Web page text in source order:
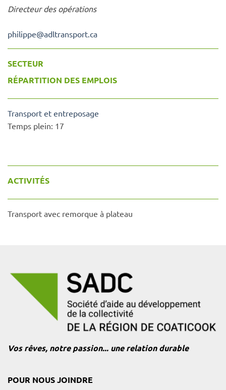
Directeur des opérations
philippe@adltransport.ca
SECTEUR
RÉPARTITION DES EMPLOIS
Transport et entreposage
Temps plein: 17
ACTIVITÉS
Transport avec remorque à plateau
Vos rêves, notre passion... une relation durable
POUR NOUS JOINDRE